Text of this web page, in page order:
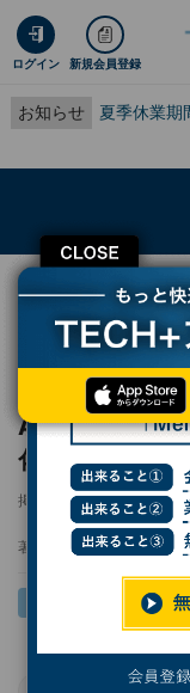
ログイン 新規会員登録
お知らせ 夏季休業期
TECH+ 企業IT
セ
AIが変えるデジタル詐欺
AIが変えるデ
化と被害の急拡
掲載日 2026/05/12
著者： 末岡洋子